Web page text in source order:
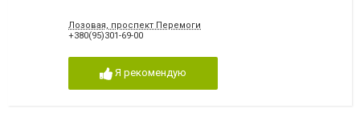
Лозовая, проспект Перемоги
+380(95)301-69-00
Я рекомендую